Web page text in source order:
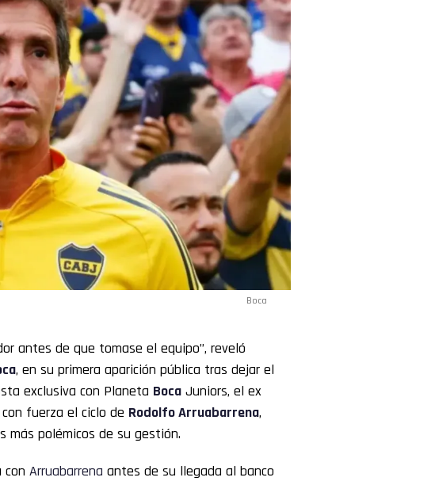
Boca
antes de que tomase el equipo”, reveló
, en su primera aparición pública tras dejar el
exclusiva con Planeta Boca Juniors, el ex
fuerza el ciclo de RodolfoArruabarrena,
polémicos de su gestión.
con Arruabarrena antes de su llegada al banco